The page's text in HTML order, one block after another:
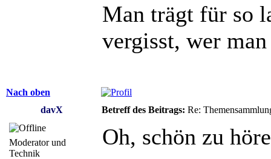
Man trägt für so
vergisst, wer
Nach oben
davX
Betreff des Beitrags: Re:
Moderator und
Technik
Oh, schön zu